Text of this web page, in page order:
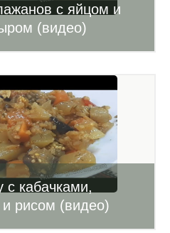
с яйцом и
(видео)
с кабачками,
рисом (видео)